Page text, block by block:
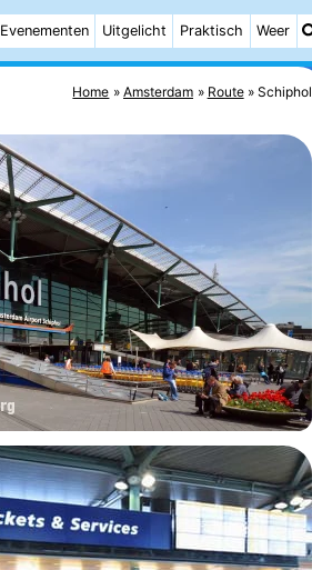
Evenementen Uitgelicht Praktisch Weer
Home Amsterdam Route Schiphol